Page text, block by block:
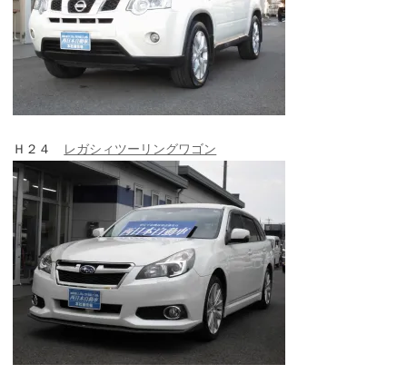
Ｈ２４ レガシィツーリングワゴン